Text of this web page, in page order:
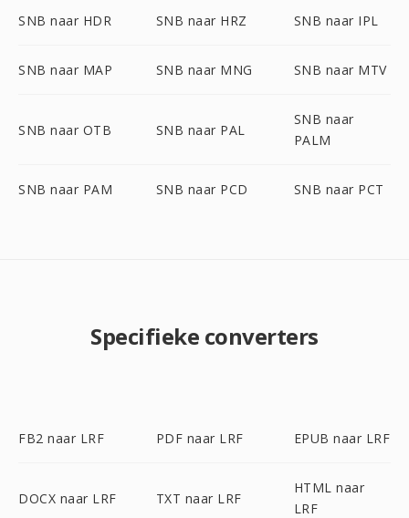
SNB naar HDR SNB naar HRZ SNB naar IPL
SNB naar MAP SNB naar MNG SNB naar MTV
SNB naar OTB SNB naar PAL
SNB naar
PALM
SNB naar PAM SNB naar PCD SNB naar PCT
Specifieke converters
FB2 naar LRF PDF naar LRF EPUB naar LRF
DOCX naar LRF TXT naar LRF
HTML naar
LRF